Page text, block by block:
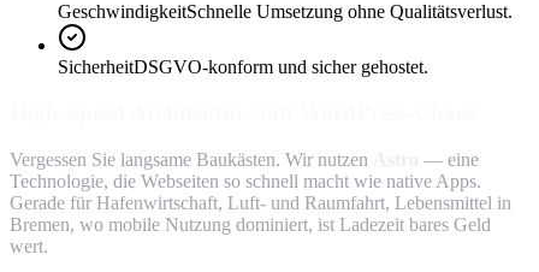
GeschwindigkeitSchnelle Umsetzung ohne Qualitätsverlust.
SicherheitDSGVO-konform und sicher gehostet.
Vergessen Sie langsame Baukästen. Wir nutzen
— eine
Technologie, die Webseiten so schnell macht wie native Apps.
Gerade für Hafenwirtschaft, Luft- und Raumfahrt, Lebensmittel in
Bremen, wo mobile Nutzung dominiert, ist Ladezeit bares Geld
wert.